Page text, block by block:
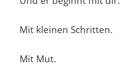
Mit kleinen Schritten.
Mit Mut.